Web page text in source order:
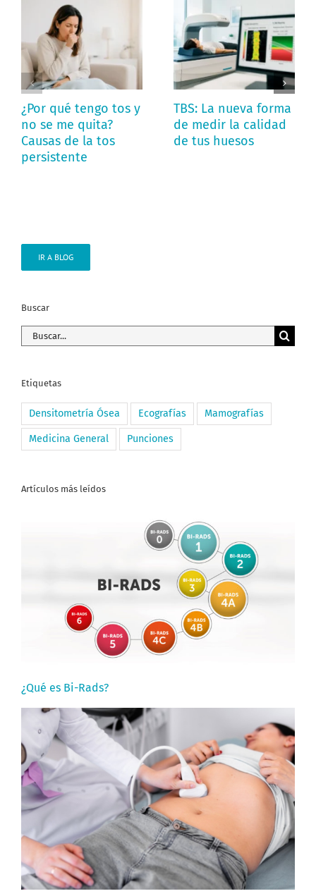
¿Por qué tengo tos y
no se me quita?
Causas de la tos
persistente
TBS: La nueva forma
de medir la calidad
de tus huesos
IR A BLOG
Buscar
Buscar:
Etiquetas
Densitometría Ósea Ecografías Mamografías
Medicina General Punciones
Artículos más leídos
¿Qué es Bi-Rads?